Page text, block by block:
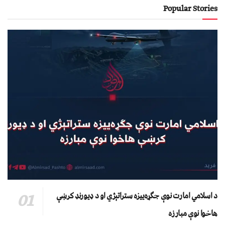
Popular Stories
د اسلامي امارت نوې جګړه‌ییزه ستراتېژي او د ډیورنډ کرښې
هاخوا نوې مبارزه